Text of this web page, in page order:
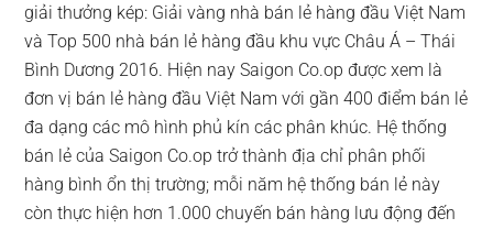
giải thưởng kép: Giải vàng nhà bán lẻ hàng đầu Việt Nam
và Top 500 nhà bán lẻ hàng đầu khu vực Châu Á – Thái
Bình Dương 2016. Hiện nay Saigon Co.op được xem là
đơn vị bán lẻ hàng đầu Việt Nam với gần 400 điểm bán lẻ
đa dạng các mô hình phủ kín các phân khúc. Hệ thống
bán lẻ của Saigon Co.op trở thành địa chỉ phân phối
hàng bình ổn thị trường; mỗi năm hệ thống bán lẻ này
còn thực hiện hơn 1.000 chuyến bán hàng lưu động đến